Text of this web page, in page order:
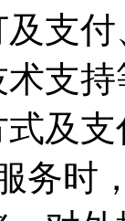
支
支
及
务时